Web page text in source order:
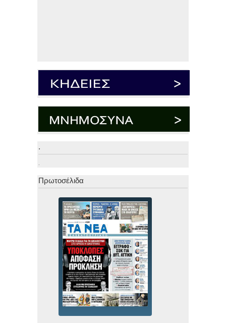
.
.
Πρωτοσέλιδα